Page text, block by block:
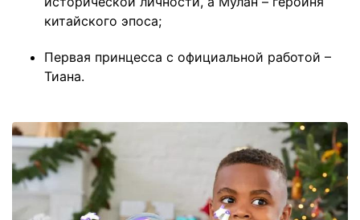
китайского эпоса;
Первая принцесса с официальной работой –
Тиана.